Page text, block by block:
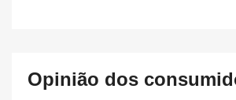
Opinião dos